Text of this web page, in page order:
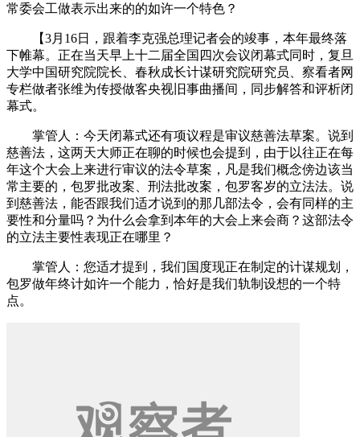
常委会工做表示出来的的如许一个特色？
【3月16日，跟着李克强总理记者会的竣事，本年最终落
下帷幕。正在当天早上十二届全国四次会议闭幕式同时，复旦
大学中国研究院院长、春秋成长计谋研究院研究员、察看者网
专栏做者张维为传授做客央视旧事曲播间，同步解答和评析闭
幕式。
掌管人：今天闭幕式还有项议程是审议慈善法草案。说到
慈善法，这两天大师正在聊的时候也会提到，由于以往正在每
年这个大会上来进行审议的法令草案，凡是我们概念傍边该当
常主要的，包罗批改案、刑法批改案，包罗客岁的立法法。说
到慈善法，能否跟我们适才说到的那几部法令，会有同样的主
要性和分量吗？为什么会拿到本年的大会上来会商？这部法令
的立法主要性表现正在哪里？
掌管人：您适才提到，我们国度现正在制定的计谋规划，
包罗做年终计如许一个能力，恰好是我们轨制设想的一个特
点。